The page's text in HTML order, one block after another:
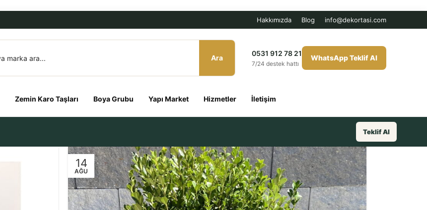
Hakkımızda Blog info@dekortasi.com
Ara
0531 912 78 21
7/24 destek hattı
WhatsApp Teklif Al
Zemin Karo Taşları Boya Grubu Yapı Market Hizmetler İletişim
Teklif Al
14
AĞU